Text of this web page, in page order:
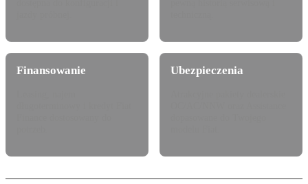
Finansowanie Ubezpieczenia